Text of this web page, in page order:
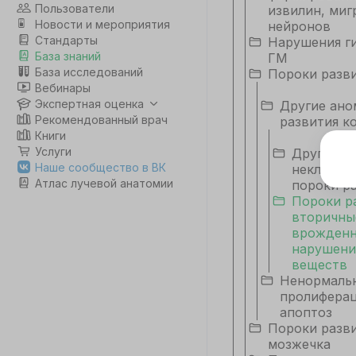
Пользователи
Новости и мероприятия
Стандарты
База знаний
База исследований
Вебинары
Экспертная оценка
Рекомендованный врач
Книги
Услуги
Наше сообщество в ВК
Атлас лучевой анатомии
извилин,
нейронов
Нарушения
ГМ
Пороки
Другие
развития
Другие
пороки
Пороки
веществ
апоптоз
Пороки
мозжечка